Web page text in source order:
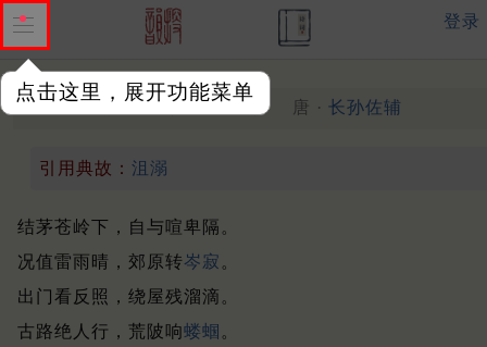
点击这里，展开功能菜单
登录
山居雨霁即事 （一作张碧诗） 唐 · 长孙佐辅
引用典故： 沮溺
结茅苍岭下，自与喧卑隔。
况值雷雨晴，郊原转岑寂 。
出门看反照，绕屋残溜滴。
古路绝人行，荒陂响蝼蝈 。